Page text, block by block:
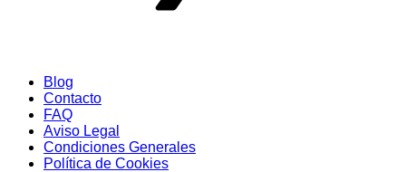
Blog
Contacto
FAQ
Aviso Legal
Condiciones Generales
Política de Cookies